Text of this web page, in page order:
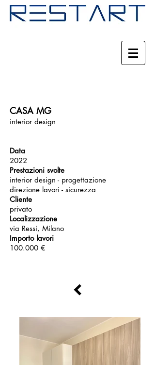
CASA MG
interior design
Data
2022
Prestazioni svolte
interior design - progettazione
direzione lavori - sicurezza
Cliente
privato
Localizzazione
via Ressi, Milano
Importo lavori
100.000 €